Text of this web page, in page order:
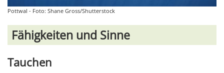
Pottwal - Foto: Shane Gross/Shutterstock
Fähigkeiten und Sinne
Tauchen